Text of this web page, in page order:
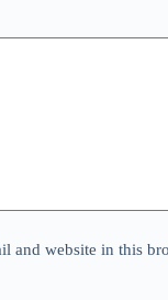
and website in this